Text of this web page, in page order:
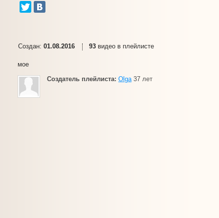
Создан: 01.08.2016 93 видео в плейлисте
мое
Создатель плейлиста: Olga37 лет